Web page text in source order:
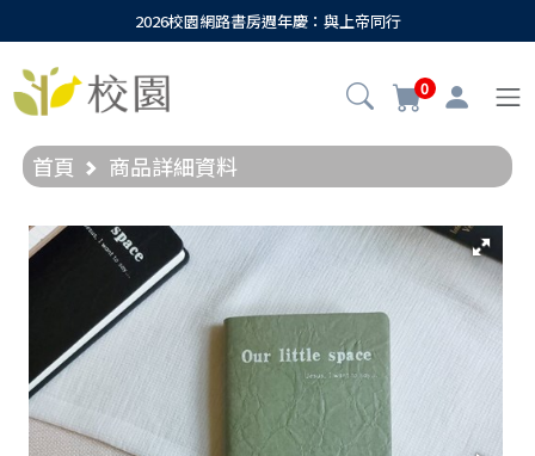
2026校園網路書房週年慶：與上帝同行
0
首頁 商品詳細資料